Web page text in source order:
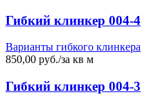
Гибкий клинкер 004-4
Варианты гибкого клинкера
850,00 руб./за кв м
Гибкий клинкер 004-3